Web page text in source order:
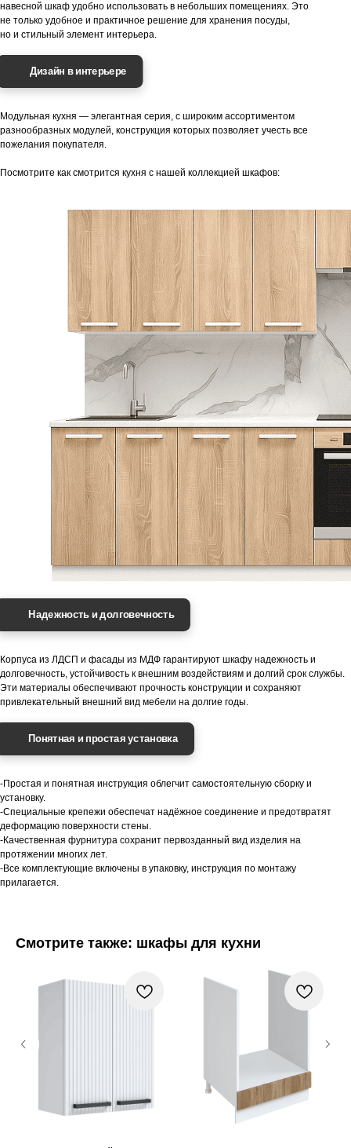
навесной шкаф удобно использовать в небольших помещениях. Это
не только удобное и практичное решение для хранения посуды,
но и стильный элемент интерьера.
Дизайн в интерьере
Модульная кухня — элегантная серия, с широким ассортиментом
разнообразных модулей, конструкция которых позволяет учесть все
пожелания покупателя.
Посмотрите как смотрится кухня с нашей коллекцией шкафов:
Надежность и долговечность
Корпуса из ЛДСП и фасады из МДФ гарантируют шкафу надежность и
долговечность, устойчивость к внешним воздействиям и долгий срок службы.
Эти материалы обеспечивают прочность конструкции и сохраняют
привлекательный внешний вид мебели на долгие годы.
Понятная и простая установка
-Простая и понятная инструкция облегчит самостоятельную сборку и
установку.
-Специальные крепежи обеспечат надёжное соединение и предотвратят
деформацию поверхности стены.
-Качественная фурнитура сохранит первозданный вид изделия на
протяжении многих лет.
-Все комплектующие включены в упаковку, инструкция по монтажу
прилагается.
Смотрите также: шкафы для кухни